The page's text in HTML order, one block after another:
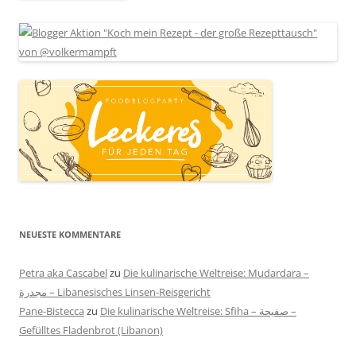
NEUESTE KOMMENTARE
Petra aka Cascabelzu Die kulinarische Weltreise: Mudardara –
مجدرة – Libanesisches Linsen-Reisgericht
Pane-Bistecca zu Die kulinarische Weltreise: Sfiha – صفيحة –
Gefülltes Fladenbrot (Libanon)